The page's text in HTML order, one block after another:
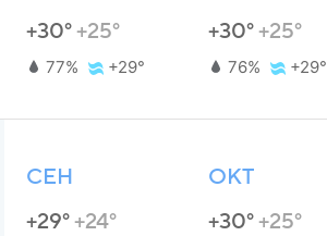
+30°+25°
77% +29°
+30°+25°
76% +29°
СЕН
+29°+24°
ОКТ
+30°+25°